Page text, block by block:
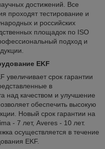
достижений. Все
проходят тестирование и
и российских
площадок по ISO
подход и
EKF
срок гарантии
в
над качеством и улучшение
обеспечить высокую
Новый срок гарантии на
- 7 лет, Averes - 10 лет.
осуществляется в течение
EKF.